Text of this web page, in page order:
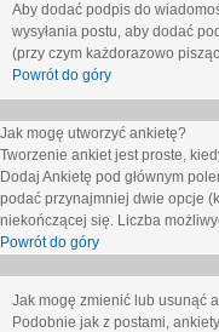
Aby dodać podpis do
wysyłania postu, aby dodać
(przy czym każdorazowo
Powrót do góry
Jak mogę utworzyć ankietę?
Tworzenie ankiet jest proste,
Dodaj Ankietę pod głównym
podać przynajmniej dwie opcje
niekończącej się. Liczba
Powrót do góry
Jak mogę zmienić lub usunąć
Podobnie jak z postami,